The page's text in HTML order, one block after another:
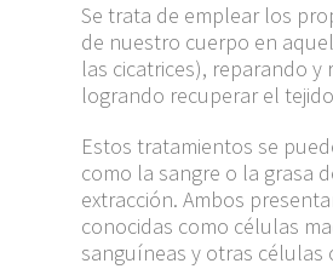
Se trata de emplear los
de nuestro cuerpo en
las cicatrices), reparando
logrando recuperar el
Estos tratamientos se
como la sangre o la grasa
extracción. Ambos
conocidas como células
sanguíneas y otras